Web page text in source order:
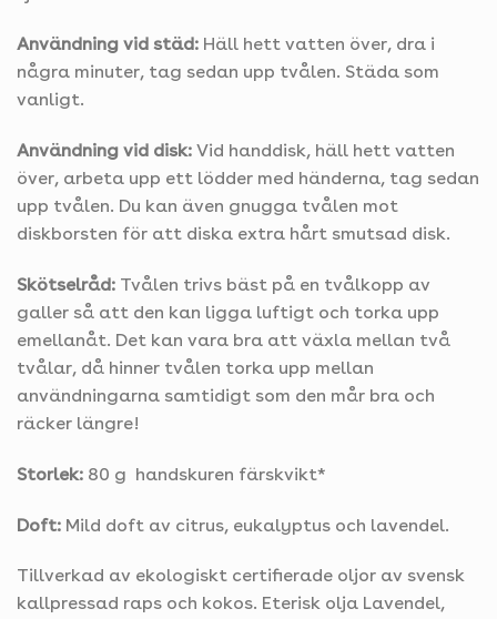
Användning vid städ: Häll hett vatten över, dra i
några minuter, tag sedan upp tvålen. Städa som
vanligt.
Användning vid disk: Vid handdisk, häll hett vatten
över, arbeta upp ett lödder med händerna, tag sedan
upp tvålen. Du kan även gnugga tvålen mot
diskborsten för att diska extra hårt smutsad disk.
Skötselråd: Tvålen trivs bäst på en tvålkopp av
galler så att den kan ligga luftigt och torka upp
emellanåt. Det kan vara bra att växla mellan två
tvålar, då hinner tvålen torka upp mellan
användningarna samtidigt som den mår bra och
räcker längre!
Storlek: 80 g handskuren färskvikt*
Doft: Mild doft av citrus, eukalyptus och lavendel.
Tillverkad av ekologiskt certifierade oljor av svensk
kallpressad raps och kokos. Eterisk olja Lavendel,